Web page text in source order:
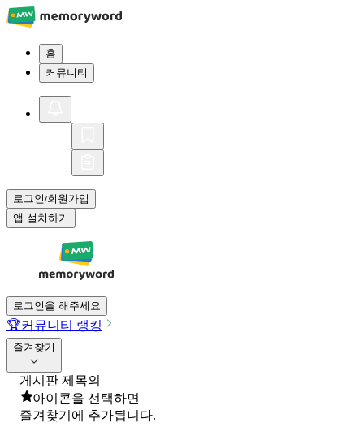
홈
커뮤니티
로그인/회원가입
앱 설치하기
로그인을 해주세요
🏆커뮤니티 랭킹
즐겨찾기
게시판 제목의
아이콘을 선택하면
즐겨찾기에 추가됩니다.